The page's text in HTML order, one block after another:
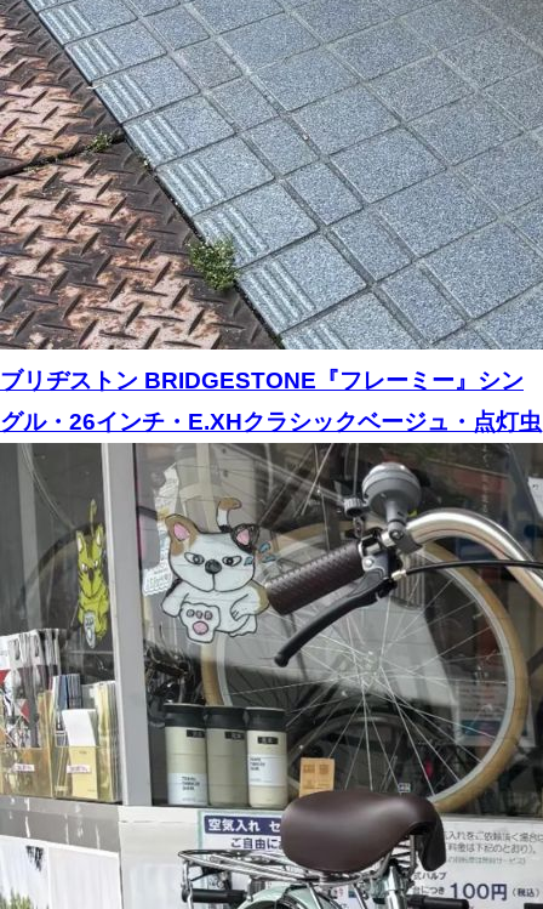
ブリヂストン BRIDGESTONE『フレーミー』シン
グル・26インチ・E.XHクラシックベージュ・点灯虫